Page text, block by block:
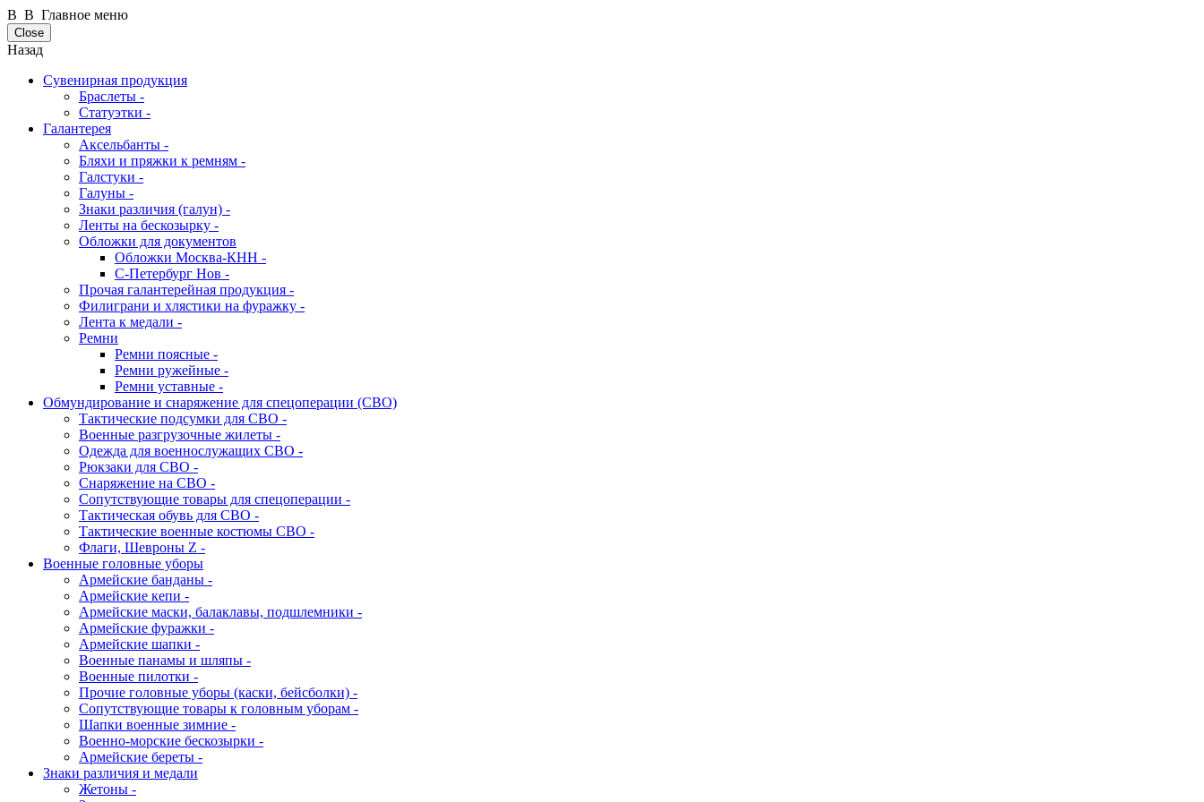
В В Главное меню
Close
Назад
Сувенирная продукция
Браслеты -
Статуэтки -
Галантерея
Аксельбанты -
Бляхи и пряжки к ремням -
Галстуки -
Галуны -
Знаки различия (галун) -
Ленты на бескозырку -
Обложки для документов
Обложки Москва-КНН -
С-Петербург Нов -
Прочая галантерейная продукция -
Филиграни и хлястики на фуражку -
Лента к медали -
Ремни
Ремни поясные -
Ремни ружейные -
Ремни уставные -
Обмундирование и снаряжение для спецоперации (СВО)
Тактические подсумки для СВО -
Военные разгрузочные жилеты -
Одежда для военнослужащих СВО -
Рюкзаки для СВО -
Снаряжение на СВО -
Сопутствующие товары для спецоперации -
Тактическая обувь для СВО -
Тактические военные костюмы СВО -
Флаги, Шевроны Z -
Военные головные уборы
Армейские банданы -
Армейские кепи -
Армейские маски, балаклавы, подшлемники -
Армейские фуражки -
Армейские шапки -
Военные панамы и шляпы -
Военные пилотки -
Прочие головные уборы (каски, бейсболки) -
Сопутствующие товары к головным уборам -
Шапки военные зимние -
Военно-морские бескозырки -
Армейские береты -
Знаки различия и медали
Жетоны -